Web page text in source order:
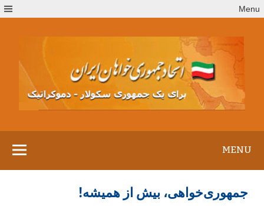
to
Menu
MENU
جمهوری‌خواهی، بیش از همیشه!